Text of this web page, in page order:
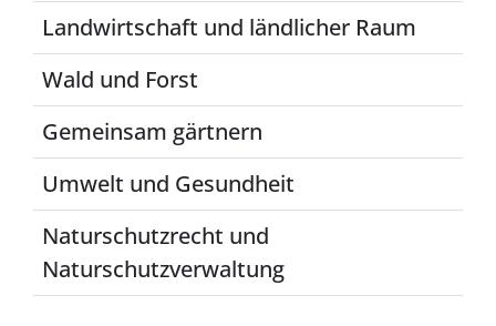
Landwirtschaft und ländlicher Raum
Wald und Forst
Gemeinsam gärtnern
Umwelt und Gesundheit
Naturschutzrecht und
Naturschutzverwaltung